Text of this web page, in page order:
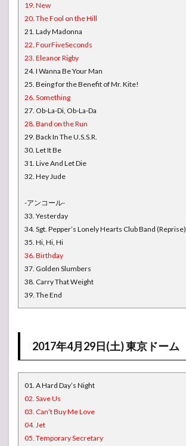
19. New
20. The Fool on the Hill
21. Lady Madonna
22. FourFiveSeconds
23. Eleanor Rigby
24. I Wanna Be Your Man
25. Being for the Benefit of Mr. Kite!
26. Something
27. Ob-La-Di, Ob-La-Da
28. Band on the Run
29. Back In The U.S.S.R.
30. Let It Be
31. Live And Let Die
32. Hey Jude
-アンコール-
33. Yesterday
34. Sgt. Pepper’s Lonely Hearts Club Band (Reprise)
35. Hi, Hi, Hi
36. Birthday
37. Golden Slumbers
38. Carry That Weight
39. The End
2017年4月29日(土) 東京ドーム
01. A Hard Day’s Night
02. Save Us
03. Can’t Buy Me Love
04. Jet
05. Temporary Secretary